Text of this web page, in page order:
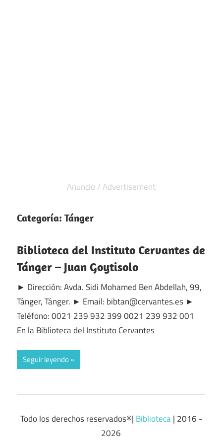
Categoría: Tánger
Biblioteca del Instituto Cervantes de
Tánger – Juan Goytisolo
► Dirección: Avda. Sidi Mohamed Ben Abdellah, 99,
Tánger, Tánger. ► Email: bibtan@cervantes.es ►
Teléfono: 0021 239 932 399 0021 239 932 001
En la Biblioteca del Instituto Cervantes
Seguir leyendo
Todo los derechos reservados®| Biblioteca| 2016 -
2026